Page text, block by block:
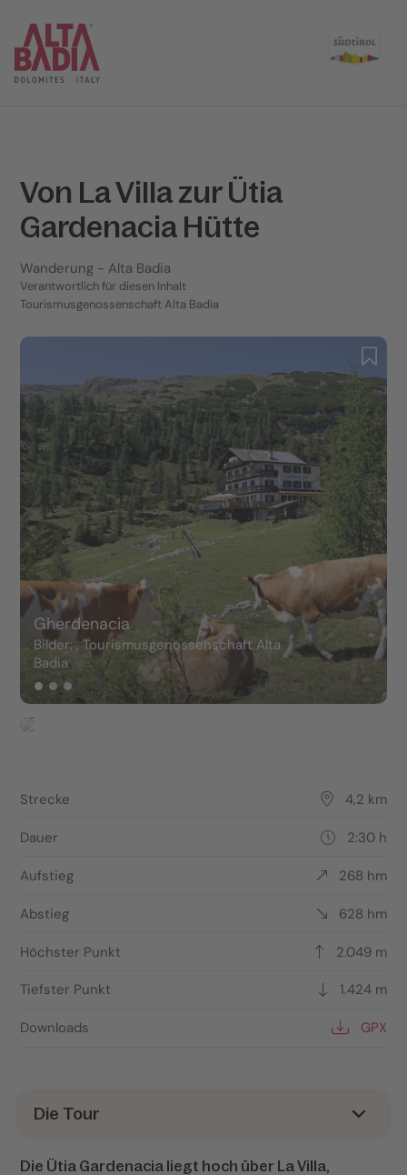
Von La Villa zur Ütia
Gardenacia Hütte
Wanderung - Alta Badia
Verantwortlich für diesen Inhalt
Tourismusgenossenschaft Alta Badia
Gherdenacia
Bilder: , Tourismusgenossenschaft Alta
Badia
Die Tour
Die Ütia Gardenacia liegt hoch über La Villa,
Strecke 4,2 km
Dauer 2:30 h
Aufstieg 268 hm
Abstieg 628 hm
Höchster Punkt 2.049 m
Tiefster Punkt 1.424 m
Downloads GPX